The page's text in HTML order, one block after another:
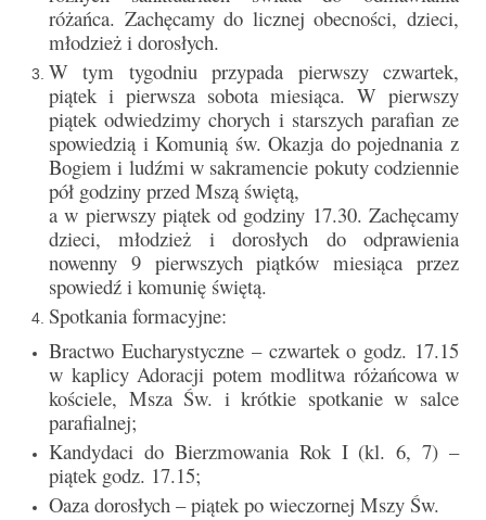
Sakrament eucharystii
Sakrament bierzmowania
Sakrament pojednania
Sakrament małżeństwa
Sakrament kapłaństwa
Sakrament namaszczenia chorych
Galeria
Galerie 2026
Niedziela Palmowa 29.03.2026
Wielki Czwartek 02.04.2026
Wielki Piątek 03.04.2026
Wielka Sobota 04.04.2026
różańca. Zachęcamy do licznej obecności, dzieci,
młodzież i dorosłych.
W tym tygodniu przypada pierwszy czwartek,
piątek i pierwsza sobota miesiąca. W pierwszy
piątek odwiedzimy chorych i starszych parafian ze
spowiedzią i Komunią św. Okazja do pojednania z
Bogiem i ludźmi w sakramencie pokuty codziennie
pół godziny przed Mszą świętą,
a w pierwszy piątek od godziny 17.30. Zachęcamy
dzieci, młodzież i dorosłych do odprawienia
nowenny 9 pierwszych piątków miesiąca przez
spowiedź i komunię świętą.
Spotkania formacyjne:
Bractwo Eucharystyczne – czwartek o godz. 17.15
w kaplicy Adoracji potem modlitwa różańcowa w
kościele, Msza Św. i krótkie spotkanie w salce
parafialnej;
Kandydaci do Bierzmowania Rok I (kl. 6, 7) –
piątek godz. 17.15;
Oaza dorosłych – piątek po wieczornej Mszy Św.